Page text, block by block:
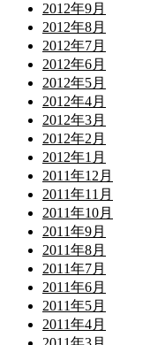
2012年9月
2012年8月
2012年7月
2012年6月
2012年5月
2012年4月
2012年3月
2012年2月
2012年1月
2011年12月
2011年11月
2011年10月
2011年9月
2011年8月
2011年7月
2011年6月
2011年5月
2011年4月